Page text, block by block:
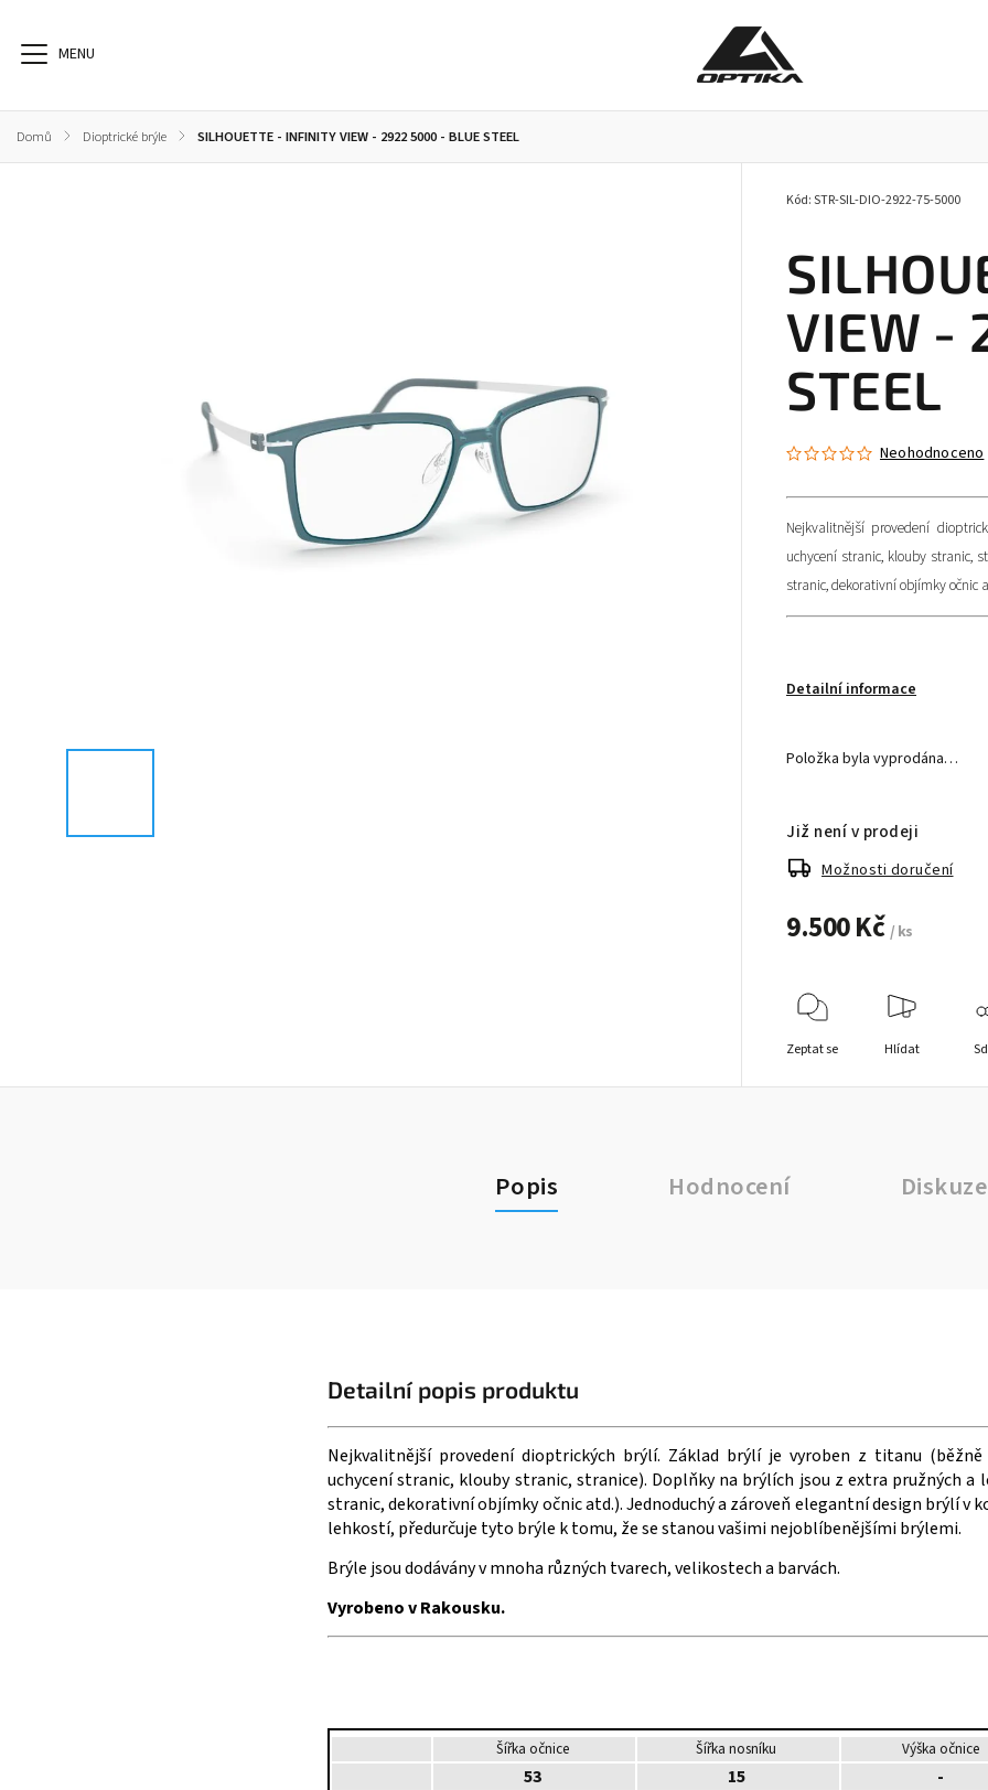
Domů / Dioptrické brýle / SILHOUETTE - INFINITY VIEW - 2922 5000 - BLUE STEEL
VIEW -
STEEL
Kód:STR-SIL-DIO-2922-75-5000
Neohodnoceno
Nejkvalitnější provedení
uchycení stranic, klouby stranic,
stranic, dekorativní objímky očnic
Detailní informace
Položka byla vyprodána…
9.500 Kč / ks
Již není v prodeji
Možnosti doručení
Zeptat se Hlídat
Popis Hodnocení Diskuze
Detailní popis produktu
Nejkvalitnější provedení dioptrických brýlí. Základ brýlí je vyroben z titanu (běžně
uchycení stranic, klouby stranic, stranice). Doplňky na brýlích jsou z extra pružných a
stranic, dekorativní objímky očnic atd.). Jednoduchý a zároveň elegantní design brýlí v
lehkostí, předurčuje tyto brýle k tomu, že se stanou vašimi nejoblíbenějšími brýlemi.
Brýle jsou dodávány v mnoha různých tvarech, velikostech a barvách.
Vyrobeno v Rakousku.
Šířka očnice Šířka nosníku Výška očnice
53 15 -